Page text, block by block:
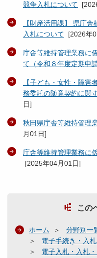
競争入札について [
【財産活用課】 県庁
入札について [2026年
庁舎等維持管理業務に
て（令和８年度定期申請
【子ども・女性・障
務委託の随意契約に関
日]
秋田県庁舎等維持管理
月01日]
庁舎等維持管理業務に
[2025年04月01日]
この
ホーム 分野別一
電子手続き・入
電子入札・入札